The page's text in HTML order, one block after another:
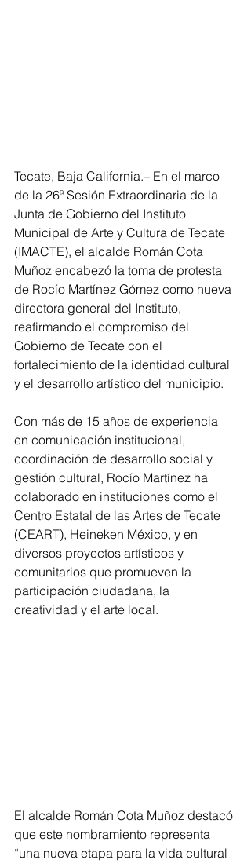
Tecate, Baja California.– En el marco
de la 26ª Sesión Extraordinaria de la
Junta de Gobierno del Instituto
Municipal de Arte y Cultura de Tecate
(IMACTE), el alcalde Román Cota
Muñoz encabezó la toma de protesta
de Rocío Martínez Gómez como nueva
directora general del Instituto,
reafirmando el compromiso del
Gobierno de Tecate con el
fortalecimiento de la identidad cultural
y el desarrollo artístico del municipio.
Con más de 15 años de experiencia
en comunicación institucional,
coordinación de desarrollo social y
gestión cultural, Rocío Martínez ha
colaborado en instituciones como el
Centro Estatal de las Artes de Tecate
(CEART), Heineken México, y en
diversos proyectos artísticos y
comunitarios que promueven la
participación ciudadana, la
creatividad y el arte local.
El alcalde Román Cota Muñoz destacó
que este nombramiento representa
“una nueva etapa para la vida cultural